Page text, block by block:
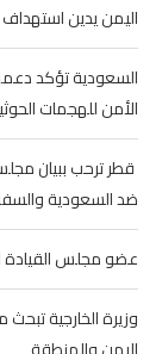
اليمن يدين
السعودية تؤكد
الأمن للهجمات
قطر ترحب ببيان
ضد السعودية
عضو مجلس القيادة
وزيرة الخارجية